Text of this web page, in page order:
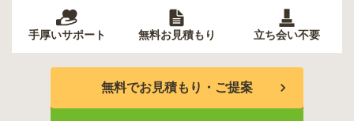
手厚いサポート 無料お見積もり 立ち会い不要
無料でお見積もり・ご提案